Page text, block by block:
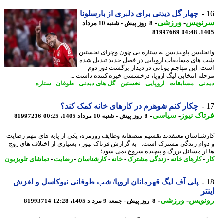
چهار گل دیدنی برای دلبری از بارسلونا
-ورزشی-
8 روز پیش - شنبه 10 مرداد
81997669
پاولیدیس به ستاره بی چون وچرای نخستین
مسابقات اروپایی در فصل جدید تبدیل شده
این مهاجم یونانی در دیدار برگشت دور دوم
انتخابی لیگ اروپا، درخششی خیره کننده داشت ...
-مسابقات-اروپایی-نخستین-گل های دیدنی-طوفان-ستاره
چکار کنم شوهرم در کارهای خانه کمک کند؟
نیوز-سیاسی-8 روز پیش - شنبه 10 مرداد 1405، 00:25 81997236
معتقدند تقسیم منصفانه وظایف روزمره، یکی از پایه های مهم رضایت
زندگی مشترک است. - به گزارش فرتاک نیوز ، بسیاری از اختلاف های زوج
مسائل بزرگ و پیچیده شروع نمی شود؛ ...
-کارهای خانه -زندگی مشترک- خانه -کارشناسان-رضایت-تماشای تلویزیون
پلی آف لیگ قهرمانان اروپا/ شب طوفانی نیوکاسل و لغزش
-ورزشی-8 روز پیش - جمعه 9 مرداد 1405، 12:28 81993714